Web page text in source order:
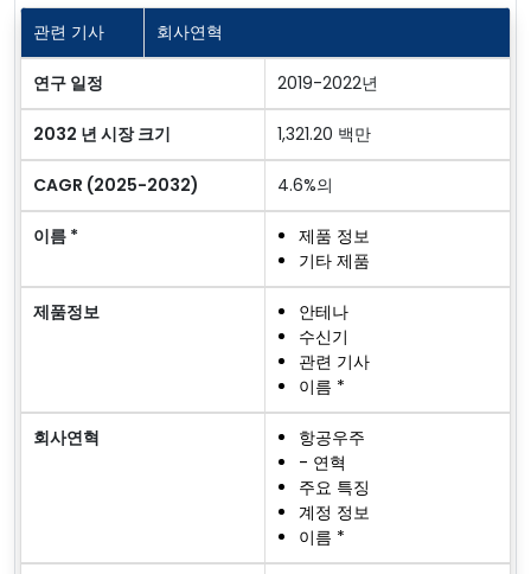
관련 기사 회사연혁
연구 일정 2019-2022년
2032 년 시장 크기 1,321.20 백만
CAGR (2025-2032) 4.6%의
이름 *
제품 정보
기타 제품
제품정보
안테나
수신기
관련 기사
이름 *
회사연혁
항공우주
- 연혁
주요 특징
계정 정보
이름 *